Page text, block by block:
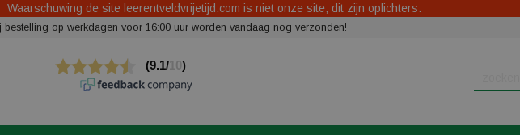
Waarschuwing de site leerentveldvrijetijd.com is niet onze site, dit zijn oplichters.
bestelling op werkdagen voor 16:00 uur worden vandaag nog verzonden!